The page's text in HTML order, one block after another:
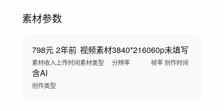
素材参数
798元
素材收入
2年前
上传时间
视频素材
素材类型
3840*2160
分辨率
60p
帧率
未填写
创作时间
含AI
创作类型